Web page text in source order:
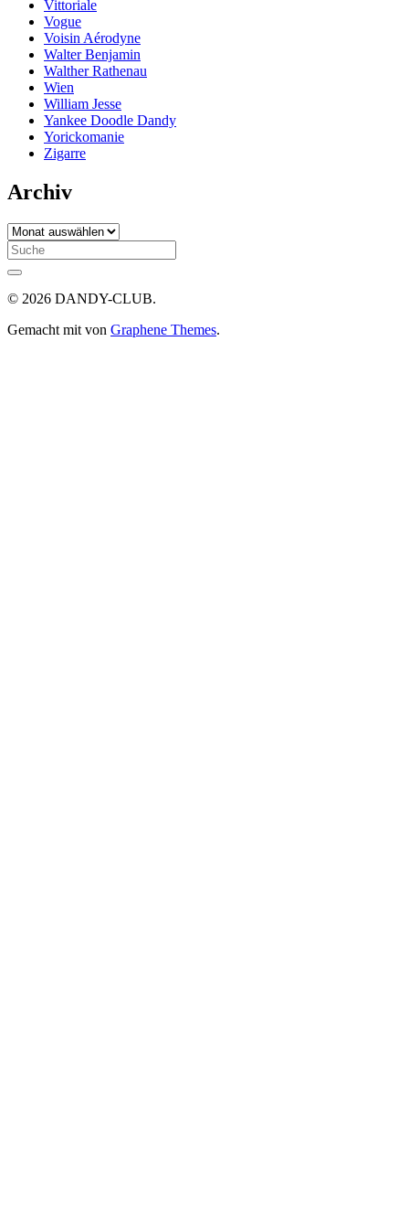
Vittoriale
Vogue
Voisin Aérodyne
Walter Benjamin
Walther Rathenau
Wien
William Jesse
Yankee Doodle Dandy
Yorickomanie
Zigarre
Archiv
Archiv
Search
for:
© 2026 DANDY-CLUB.
Gemacht mit von Graphene Themes.